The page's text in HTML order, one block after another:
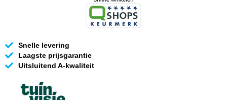
Snelle levering
Laagste prijsgarantie
Uitsluitend A-kwaliteit